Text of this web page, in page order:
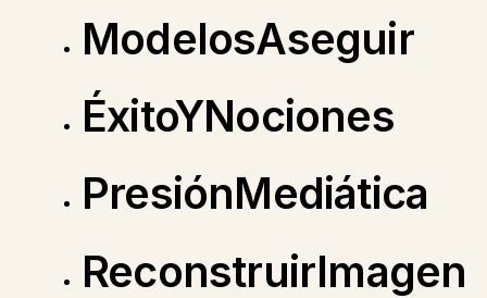
ModelosAseguir
ÉxitoYNociones
PresiónMediática
ReconstruirImagen